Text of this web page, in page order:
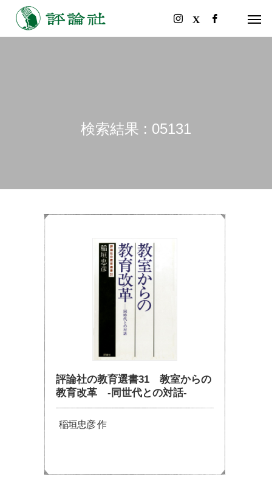
検索結果 : 05131
評論社の教育選書31 教室からの
教育改革 -同世代との対話-
稲垣忠彦 作